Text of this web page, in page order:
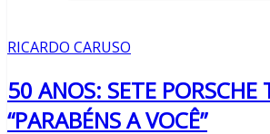
RICARDO CARUSO
50 ANOS: SETE PORSCHE
“PARABÉNS A VOCÊ”